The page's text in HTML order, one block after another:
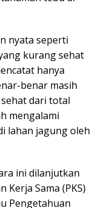
nyata seperti
kurang sehat
hanya
benar masih
dari total
mengalami
lahan jagung oleh
ini dilanjutkan
Sama (PKS)
Pengetahuan